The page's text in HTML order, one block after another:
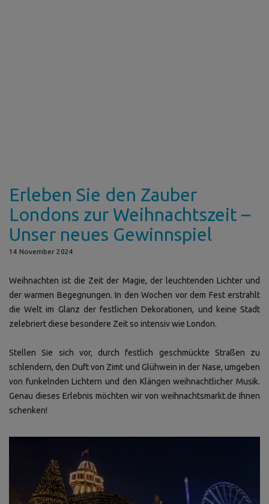
Erleben Sie den Zauber
Londons zur Weihnachtszeit –
Unser neues Gewinnspiel
14 November 2024
Weihnachten ist die Zeit der Magie, der leuchtenden Lichter und
der warmen Begegnungen. In den Wochen vor dem Fest erstrahlt
die Welt im Glanz der festlichen Dekorationen, und keine Stadt
zelebriert diese besondere Zeit so intensiv wie London.
Stellen Sie sich vor, durch festlich geschmückte Straßen zu
schlendern, den Duft von Zimt und Glühwein in der Nase, umgeben
von funkelnden Lichtern und den Klängen weihnachtlicher Musik.
Genau dieses Erlebnis möchten wir von weihnachtsmarkt.de Ihnen
schenken!